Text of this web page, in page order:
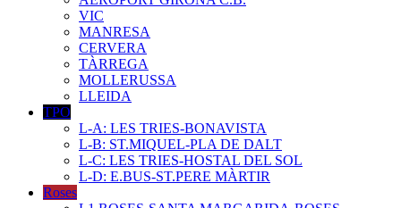
VIC
MANRESA
CERVERA
TÀRREGA
MOLLERUSSA
LLEIDA
TPO
L-A: LES TRIES-BONAVISTA
L-B: ST.MIQUEL-PLA DE DALT
L-C: LES TRIES-HOSTAL DEL SOL
L-D: E.BUS-ST.PERE MÀRTIR
Roses